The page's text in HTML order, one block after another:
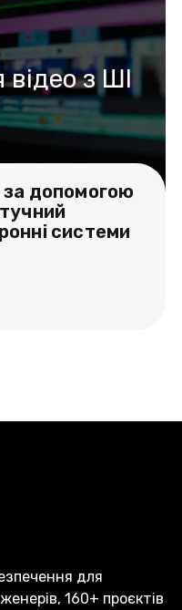
відео з ШІ
за допомогою
системи
для
160+ проєктів